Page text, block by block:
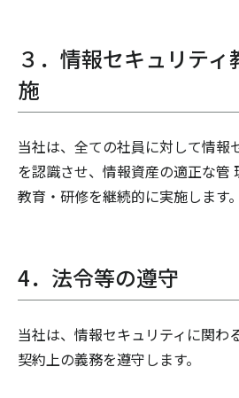
３．情報セキュリテ
施
当社は、全ての社員に対して情報
を認識させ、情報資産の適正な管
教育・研修を継続的に実施します。
4．法令等の遵守
当社は、情報セキュリティに関わ
契約上の義務を遵守します。